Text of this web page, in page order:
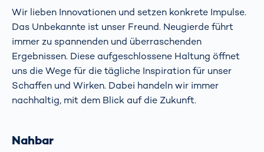
Wir lieben Innovationen und setzen konkrete Impulse.
Das Unbekannte ist unser Freund. Neugierde führt
immer zu spannenden und überraschenden
Ergebnissen. Diese aufgeschlossene Haltung öffnet
uns die Wege für die tägliche Inspiration für unser
Schaffen und Wirken. Dabei handeln wir immer
nachhaltig, mit dem Blick auf die Zukunft.
Nahbar